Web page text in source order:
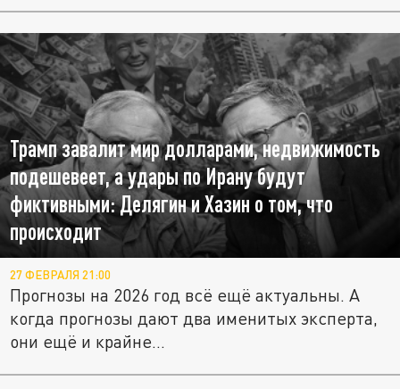
Трамп завалит мир долларами, недвижимость
подешевеет, а удары по Ирану будут
фиктивными: Делягин и Хазин о том, что
происходит
27 ФЕВРАЛЯ 21:00
Прогнозы на 2026 год всё ещё актуальны. А
когда прогнозы дают два именитых эксперта,
они ещё и крайне...